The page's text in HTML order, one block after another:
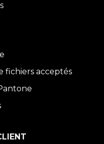
fichiers acceptés